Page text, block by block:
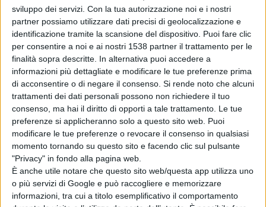
sviluppo dei servizi. Con la tua autorizzazione noi e i nostri
partner possiamo utilizzare dati precisi di geolocalizzazione e
identificazione tramite la scansione del dispositivo. Puoi fare clic
per consentire a noi e ai nostri 1538 partner il trattamento per le
finalità sopra descritte. In alternativa puoi accedere a
informazioni più dettagliate e modificare le tue preferenze prima
di acconsentire o di negare il consenso. Si rende noto che alcuni
trattamenti dei dati personali possono non richiedere il tuo
consenso, ma hai il diritto di opporti a tale trattamento. Le tue
preferenze si applicheranno solo a questo sito web. Puoi
modificare le tue preferenze o revocare il consenso in qualsiasi
momento tornando su questo sito e facendo clic sul pulsante
"Privacy" in fondo alla pagina web.
È anche utile notare che questo sito web/questa app utilizza uno
o più servizi di Google e può raccogliere e memorizzare
informazioni, tra cui a titolo esemplificativo il comportamento
ultimi anni - ricorda Filippi - il panorama del trattamento
della Sm si è evoluto in modo sostanziale grazie
all'introduzione di terapie modificanti la malattia (Dmt)
sempre più efficaci. Le Dmt attualmente disponibili
vengono distinte in Dmt a efficacia moderata e Dmt ad
alta efficacia. La scelta del trattamento tra queste
diverse Dmt è generalmente influenzata da diversi
aspetti, tra cui il profilo del paziente con Sm, le linee
guida disponibili, l'accesso limitato a specifici
trattamenti a causa delle restrizioni legate alla loro
rimborsabilità e le preoccupazioni sulla sicurezza.